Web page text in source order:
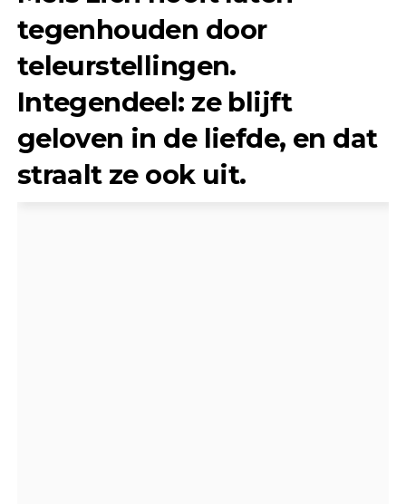
tegenhouden door
teleurstellingen.
Integendeel: ze blijft
geloven in de liefde, en dat
straalt ze ook uit.